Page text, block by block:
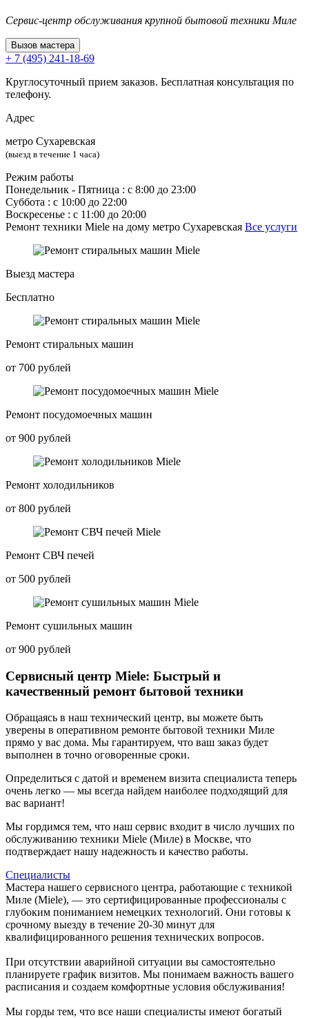
Сервис-центр обслуживания крупной бытовой техники Миле
Вызов мастера
+ 7 (495) 241-18-69
Круглосуточный прием заказов. Бесплатная консультация по
телефону.
Адрес
метро Сухаревская
(выезд в течение 1 часа)
Режим работы
Понедельник ‐ Пятница : с 8:00 до 23:00
Суббота : с 10:00 до 22:00
Воскресенье : с 11:00 до 20:00
Ремонт техники Miele на дому метро Сухаревская Все услуги
Выезд мастера
Бесплатно
Ремонт стиральных машин
от 700 рублей
Ремонт посудомоечных машин
от 900 рублей
Ремонт холодильников
от 800 рублей
Ремонт СВЧ печей
от 500 рублей
Ремонт сушильных машин
от 900 рублей
Сервисный центр Miele: Быстрый и
качественный ремонт бытовой техники
Обращаясь в наш технический центр, вы можете быть
уверены в оперативном ремонте бытовой техники Миле
прямо у вас дома. Мы гарантируем, что ваш заказ будет
выполнен в точно оговоренные сроки.
Определиться с датой и временем визита специалиста теперь
очень легко — мы всегда найдем наиболее подходящий для
вас вариант!
Мы гордимся тем, что наш сервис входит в число лучших по
обслуживанию техники Miele (Миле) в Москве, что
подтверждает нашу надежность и качество работы.
Специалисты
Мастера нашего сервисного центра, работающие с техникой
Миле (Miele), — это сертифицированные профессионалы с
глубоким пониманием немецких технологий. Они готовы к
срочному выезду в течение 20-30 минут для
квалифицированного решения технических вопросов.
При отсутствии аварийной ситуации вы самостоятельно
планируете график визитов. Мы понимаем важность вашего
расписания и создаем комфортные условия обслуживания!
Мы горды тем, что все наши специалисты имеют богатый